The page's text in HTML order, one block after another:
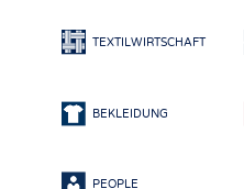
FASERN
GEWEBE
TEXTILWIRTSCHAFT
BEKLEIDUNG
PEOPLE